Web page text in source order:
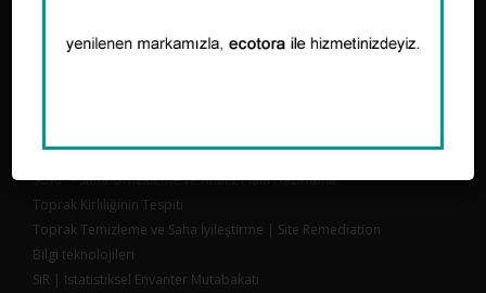
iyileştirilmesi/temizlenmesi, atık yönetimi ve çevresel ekipman
SÖAP Hazırlama
SÖAP – Saha Örnekleme ve Analiz Planı Hazırlama
Toprak Kirliliğinin Tespiti
Toprak Temizleme ve Saha İyileştirme | Site Remediation
Bilgi teknolojileri
SIR | İstatistiksel Envanter Mutabakatı